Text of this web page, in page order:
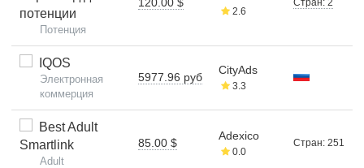
потенции
Потенция
2.6
IQOS
Электронная
коммерция
5977.96 руб
CityAds
3.3
Best Adult
Smartlink
Adult
85.00 $
Adexico
0.0
Стран: 251